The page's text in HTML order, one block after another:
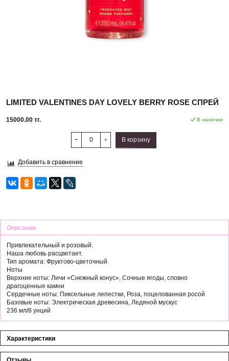
LIMITED VALENTINES DAY LOVELY BERRY ROSE СПРЕЙ
15000.00 тг. В наличии
В корзину
Добавить в сравнение
Описание
Привлекательный и розовый.
Наша любовь расцветает.
Тип аромата: Фруктово-цветочный
Ноты
Верхние ноты: Личи «Снежный конус», Сочные ягоды, словно
драгоценные камни
Сердечные ноты: Пиксельные лепестки, Роза, поцелованная росой
Базовые ноты: Электрическая древесина, Ледяной мускус
236 мл/8 унций
Характеристики